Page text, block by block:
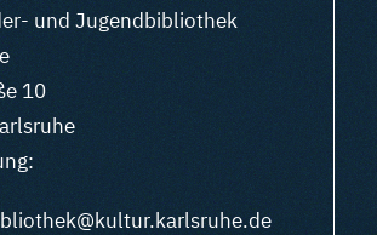
und Jugendbibliothek
10